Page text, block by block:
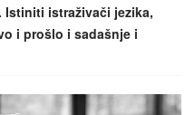
istraživači jezika,
i prošlo i sadašnje i